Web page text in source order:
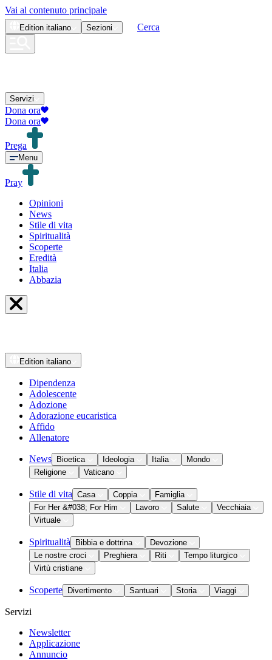
Vai al contenuto principale
Edition italiano Sezioni Cerca
Servizi
Dona ora
Dona ora
Prega
Menu
Pray
Opinioni
News
Stile di vita
Spiritualità
Scoperte
Eredità
Italia
Abbazia
Edition italiano
Dipendenza
Adolescente
Adozione
Adorazione eucaristica
Affido
Allenatore
News Bioetica Ideologia Italia
Mondo
Religione
Vaticano
Stile di vita Casa Coppia
Famiglia
For Her &#038; For Him
Lavoro Salute
Vecchiaia
Virtuale
Spiritualità Bibbia e dottrina
Devozione
Le nostre croci
Preghiera Riti
Tempo liturgico
Virtù cristiane
Scoperte Divertimento Santuari Storia Viaggi
Servizi
Newsletter
Applicazione
Annuncio